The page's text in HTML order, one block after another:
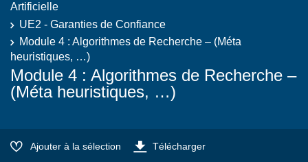
Artificielle
UE2 - Garanties de Confiance
Module 4 : Algorithmes de Recherche – (Méta
heuristiques, …)
Module 4 : Algorithmes de Recherche –
(Méta heuristiques, …)
Ajouter à la sélection Télécharger